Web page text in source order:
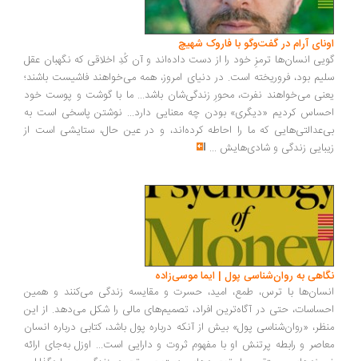
آرام در گفت‌وگو با فاروک شهیچ‭
انسان‌ها ترمزِ خود را از دست داده‌اند و آن کُدِ اخلاقی که نگهبان عقل
بود، فروریخته است. در دنیای امروز، همه می‌خواهند فاشیست باشند؛
می‌خواهند نفرت، محورِ زندگی‌شان باشد... ما با گوشت و پوست خود
کردیم «دیگری» بودن چه معنایی دارد... نوشتن پاسخی است به
که ما را احاطه کرده‌اند، و در عین حال، ستایشی است از
زندگی و شادی‌هایش...
به روان‌شناسی پول | ایما موسی‌زاده
با ترس، طمع، امید، حسرت و مقایسه زندگی می‌کنند و همین
حتی در آگاه‌ترین افراد، تصمیم‌های مالی را شکل می‌دهد. از این
«روان‌شناسی پول» بیش از آنکه درباره پول باشد، کتابی درباره انسان
و رابطه پرتنش او با مفهوم ثروت و دارایی است... اوزل به‌جای ارائه